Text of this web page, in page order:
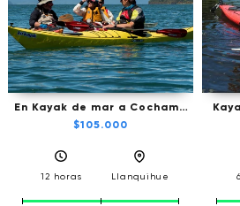
En Kayak de mar a Cochamó
Full Day en el 1er Fiordo de la
$105.000
12 horas Llanquihue